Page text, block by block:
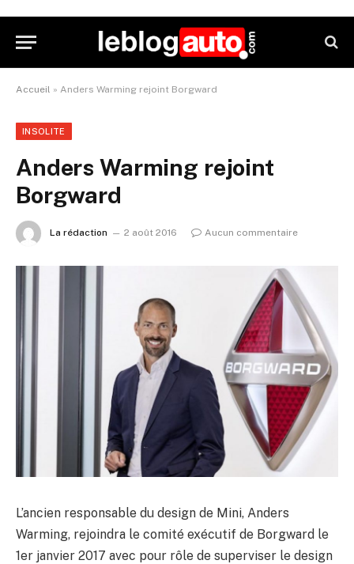
Accueil » Anders Warming rejoint Borgward
INSOLITE
Anders Warming rejoint
Borgward
La rédaction 2 août 2016 Aucun commentaire
L’ancien responsable du design de Mini, Anders
Warming, rejoindra le comité exécutif de Borgward le
1er janvier 2017 avec pour rôle de superviser le design